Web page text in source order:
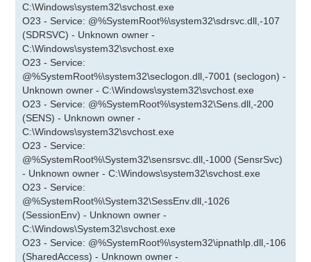
C:\Windows\system32\svchost.exe
O23 - Service: @%SystemRoot%\system32\sdrsvc.dll,-107
(SDRSVC) - Unknown owner -
C:\Windows\system32\svchost.exe
O23 - Service:
@%SystemRoot%\system32\seclogon.dll,-7001 (seclogon) -
Unknown owner - C:\Windows\system32\svchost.exe
O23 - Service: @%SystemRoot%\system32\Sens.dll,-200
(SENS) - Unknown owner -
C:\Windows\system32\svchost.exe
O23 - Service:
@%SystemRoot%\System32\sensrsvc.dll,-1000 (SensrSvc)
- Unknown owner - C:\Windows\system32\svchost.exe
O23 - Service:
@%SystemRoot%\System32\SessEnv.dll,-1026
(SessionEnv) - Unknown owner -
C:\Windows\System32\svchost.exe
O23 - Service: @%SystemRoot%\system32\ipnathlp.dll,-106
(SharedAccess) - Unknown owner -